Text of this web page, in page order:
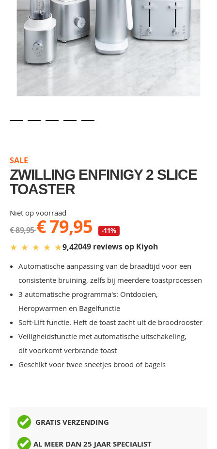
beginning
of
the
images
SALE
ZWILLING ENFINIGY 2 SLICE
TOASTER
Niet op voorraad
€ 89,95€ 79,95 -11%
★ ★ ★ ★ ★9,42049 reviews op Kiyoh
Automatische aanpassing van de braadtijd voor een
consistente bruining, zelfs bij meerdere toastprocessen
3 automatische programma's: Ontdooien,
Heropwarmen en Bagelfunctie
Soft-Lift functie. Heft de toast zacht uit de broodrooster
Veiligheidsfunctie met automatische uitschakeling,
dit voorkomt verbrande toast
Geschikt voor twee sneetjes brood of bagels
GRATIS VERZENDING
AL MEER DAN 25 JAAR SPECIALIST